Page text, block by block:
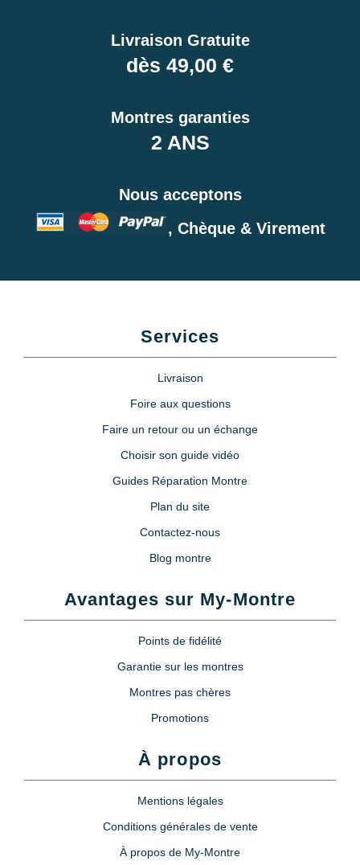
Livraison Gratuite
dès 49,00 €
Montres garanties
2 ANS
Nous acceptons
, Chèque & Virement
Services
Livraison
Foire aux questions
Faire un retour ou un échange
Choisir son guide vidéo
Guides Réparation Montre
Plan du site
Contactez-nous
Blog montre
Avantages sur My-Montre
Points de fidélité
Garantie sur les montres
Montres pas chères
Promotions
À propos
Mentions légales
Conditions générales de vente
À propos de My-Montre